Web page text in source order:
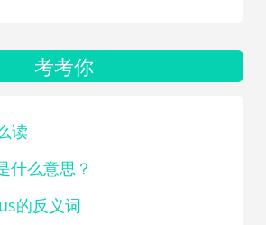
考考你
读
什么意思？
的反义词